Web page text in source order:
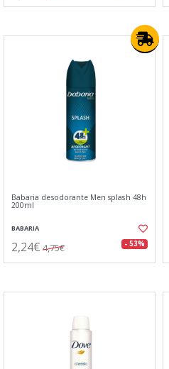
Babaria desodorante Men splash 48h
200ml
BABARIA
2,24€ 4,75€ - 53%